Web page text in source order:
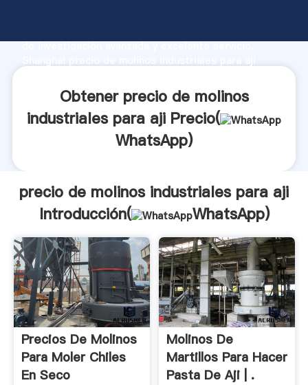
de investigación avanzada y excelente servicio,
clientes.Obtener precio de molinos
industriales para aji Precio(
WhatsApp)
precio de molinos industriales para aji
Introducción(
WhatsApp)
Precios De Molinos
Para Moler Chiles
En Seco
Molinos De
Martillos Para Hacer
Pasta De Aji | .